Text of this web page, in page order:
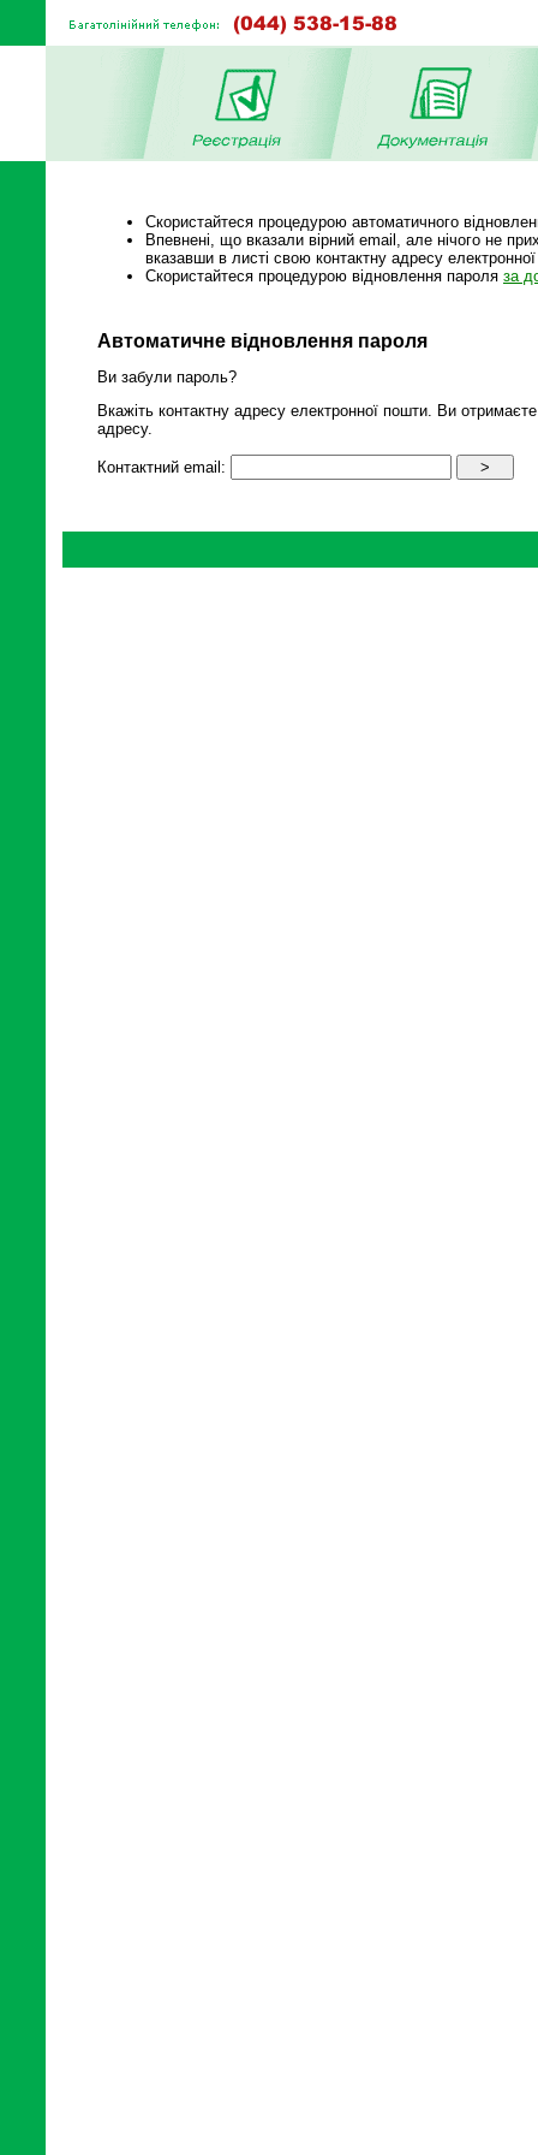
Скористайтеся процедурою автоматичного
Впевнені, що вказали вірний email, але нічого не
вказавши в листі свою контактну адресу
Скористайтеся процедурою відновлення пароля за
Автоматичне відновлення пароля
Ви забули пароль?
Вкажіть контактну адресу електронної пошти. Ви
адресу.
Контактний email: